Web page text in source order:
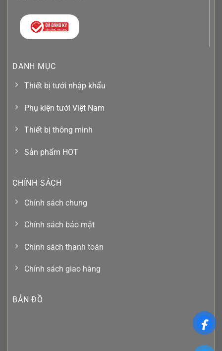
DANH MỤC
Thiết bị tưới nhập khẩu
Phụ kiện tưới Việt Nam
Thiết bị thông minh
Sản phẩm HOT
CHÍNH SÁCH
Chính sách chung
Chính sách bảo mật
Chính sách thanh toán
Chính sách giao hàng
BẢN ĐỒ